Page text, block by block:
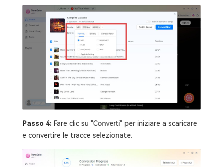
Passo 4: Fare clic su "Converti" per iniziare a scaricare
e convertire le tracce selezionate.